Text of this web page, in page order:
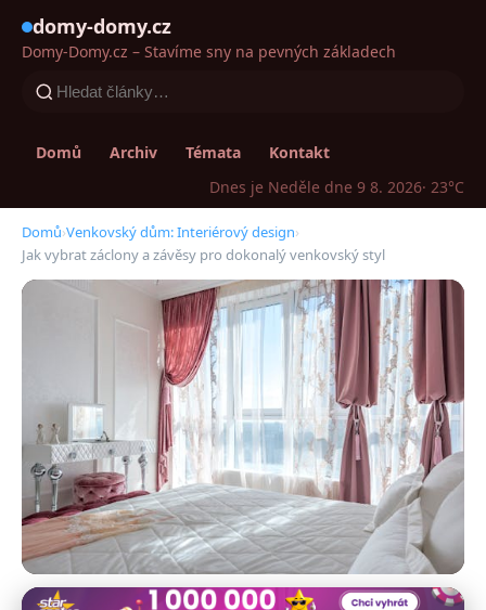
domy-domy.cz
Domy-Domy.cz – Stavíme sny na pevných základech
Domů Archiv Témata
Kontakt
Dnes je Neděle dne 9 8. 2026· 23°C
Domů›Venkovský dům: Interiérový design›
Jak vybrat záclony a závěsy pro dokonalý venkovský styl